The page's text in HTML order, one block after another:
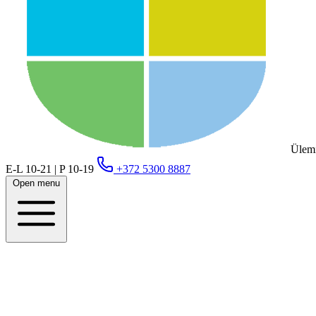
E-L 10-21 | P 10-19
+372 5300 8887
Open menu